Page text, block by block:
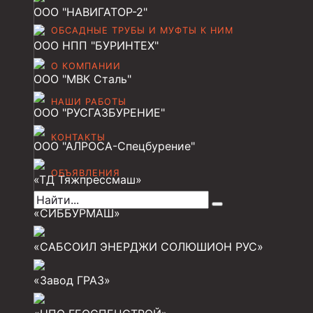
ОБСАДНЫЕ ТРУБЫ И МУФТЫ К НИМ
О КОМПАНИИ
НАШИ РАБОТЫ
КОНТАКТЫ
ОБЪЯВЛЕНИЯ
Муфта НКТ 102
Муфта НКТ 89
Муфта НКТ 73
Муфта НКВ 60
Муфта НКТ 60
Муфта НКВ 89
Муфта НКТ 48
Муфта НКТ 33
Обсадные трубы и муфты к ним
ГОСТ 31446-2017
ООО "НАВИГАТОР-2"
ООО НПП "БУРИНТЕХ"
ООО "МВК Сталь"
ООО "РУСГАЗБУРЕНИЕ"
ООО "АЛРОСА-Спецбурение"
«ТД Тяжпрессмаш»
«СИББУРМАШ»
«САБСОИЛ ЭНЕРДЖИ СОЛЮШИОН РУС»
«Завод ГРАЗ»